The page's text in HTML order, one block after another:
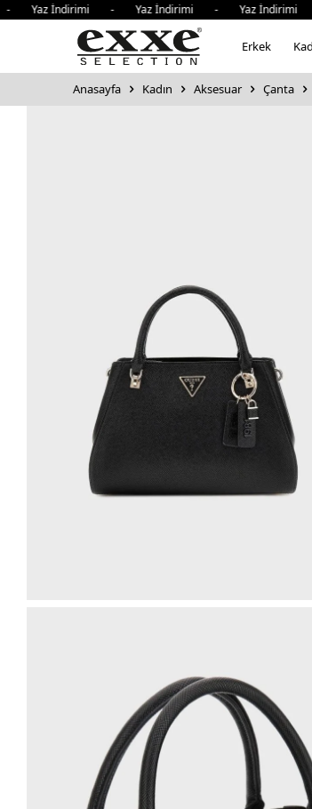
İndirimi - Yaz İndirimi - Yaz
Erkek
Anasayfa Kadın Aksesuar Çanta